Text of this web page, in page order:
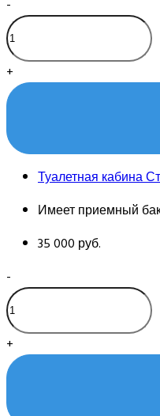
-
+
Туалетная кабина
Имеет приемный
35 000 руб.
-
+